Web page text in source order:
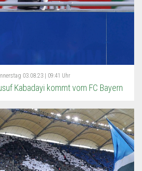
03.08.23 | 09:41 Uhr
Kabadayi kommt vom FC Bayern